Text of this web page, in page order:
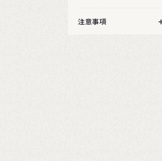
注意事項